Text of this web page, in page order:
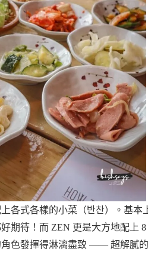
各式各樣的小菜（반찬）。基本
期待！而 ZEN 更是大方地配上
色發揮得淋漓盡致 —— 超解膩的